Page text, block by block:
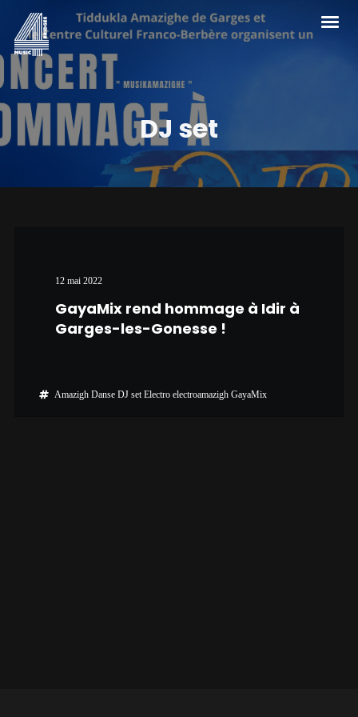
DJ set
12 mai 2022
GayaMix rend hommage à Idir à
Garges-les-Gonesse !
Amazigh Danse DJ set Electro electroamazigh GayaMix